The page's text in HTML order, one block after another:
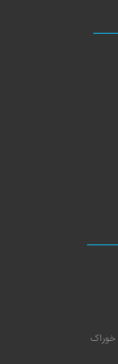
خوراک